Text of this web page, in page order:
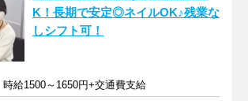
K！長期で安定◎ネイルOK♪残業な
しシフト可！
時給1500～1650円+交通費支給